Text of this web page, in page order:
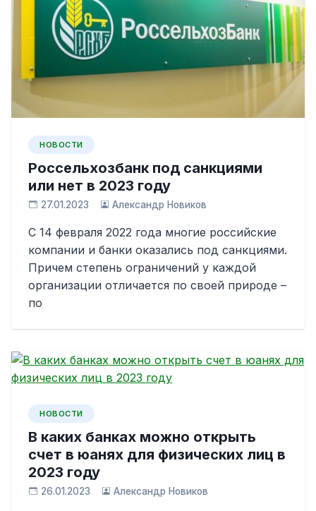
НОВОСТИ
Россельхозбанк под санкциями
или нет в 2023 году
27.01.2023 Александр Новиков
С 14 февраля 2022 года многие российские
компании и банки оказались под санкциями.
Причем степень ограничений у каждой
организации отличается по своей природе –
по
НОВОСТИ
В каких банках можно открыть
счет в юанях для физических лиц в
2023 году
26.01.2023 Александр Новиков